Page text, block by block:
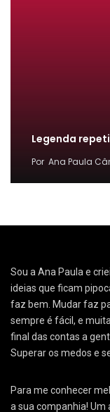
Legenda
Por Ana Paula
Sou a Ana Paula e
ideias que ficam
faz bem. Mudar faz
sempre é fácil, e
final das contas a
Superar os medos e
Para me conhecer
a sua companhia! Um